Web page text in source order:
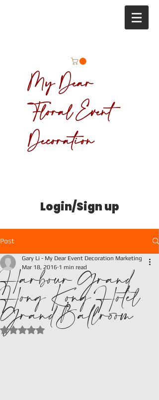
My Dear
Floral Event
Decoration
Login/Sign up
Post
Harbour Grand
Hong Kong Hotel
GrandBallroom
Gary Li - My Dear Event Decoration Marketing
Mar 18, 2016 1 min read
Rated NaN out of 5 stars.